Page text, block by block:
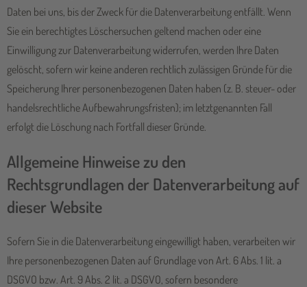
Daten bei uns, bis der Zweck für die Datenverarbeitung entfällt. Wenn
Sie ein berechtigtes Löschersuchen geltend machen oder eine
Einwilligung zur Datenverarbeitung widerrufen, werden Ihre Daten
gelöscht, sofern wir keine anderen rechtlich zulässigen Gründe für die
Speicherung Ihrer personenbezogenen Daten haben (z. B. steuer- oder
handelsrechtliche Aufbewahrungsfristen); im letztgenannten Fall
erfolgt die Löschung nach Fortfall dieser Gründe.
Allgemeine Hinweise zu den
Rechtsgrundlagen der Datenverarbeitung auf
dieser Website
Sofern Sie in die Datenverarbeitung eingewilligt haben, verarbeiten wir
Ihre personenbezogenen Daten auf Grundlage von Art. 6 Abs. 1 lit. a
DSGVO bzw. Art. 9 Abs. 2 lit. a DSGVO, sofern besondere